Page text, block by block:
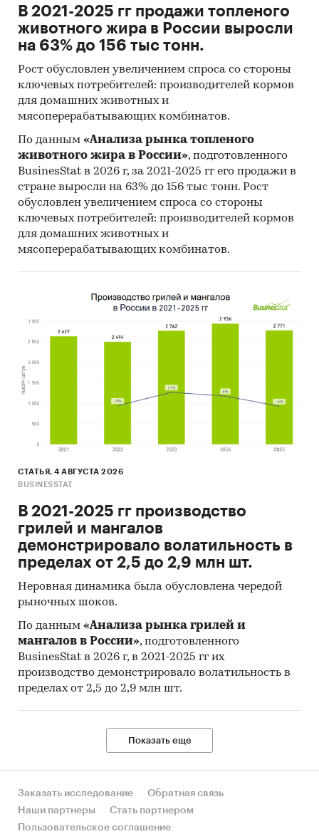
В 2021-2025 гг продажи топленого
животного жира в России выросли
на 63% до 156 тыс тонн.
Рост обусловлен увеличением спроса со стороны
ключевых потребителей: производителей кормов
для домашних животных и
мясоперерабатывающих комбинатов.
По данным «Анализа рынка топленого
животного жира в России», подготовленного
BusinesStat в 2026 г, за 2021-2025 гг его продажи в
стране выросли на 63% до 156 тыс тонн. Рост
обусловлен увеличением спроса со стороны
ключевых потребителей: производителей кормов
для домашних животных и
мясоперерабатывающих комбинатов.
СТАТЬЯ, 4 АВГУСТА 2026
BUSINESSTAT
В 2021-2025 гг производство
грилей и мангалов
демонстрировало волатильность в
пределах от 2,5 до 2,9 млн шт.
Неровная динамика была обусловлена чередой
рыночных шоков.
По данным «Анализа рынка грилей и
мангалов в России», подготовленного
BusinesStat в 2026 г, в 2021-2025 гг их
производство демонстрировало волатильность в
пределах от 2,5 до 2,9 млн шт.
Показать еще
Заказать исследование
Обратная связь
Наши партнеры
Стать партнером
Пользовательское соглашение